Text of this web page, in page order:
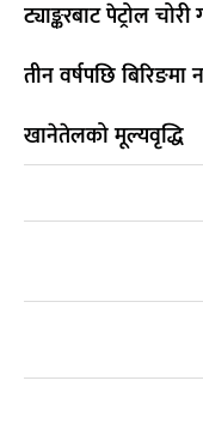
ट्याङ्करबाट पेट्रोल
तीन वर्षपछि बिरिङमा
खानेतेलको मूल्यवृद्धि